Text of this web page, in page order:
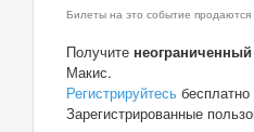
Билеты на это событие продаются
Получите неограниченный
Макис.
Регистрируйтесь бесплатно
Зарегистрированные